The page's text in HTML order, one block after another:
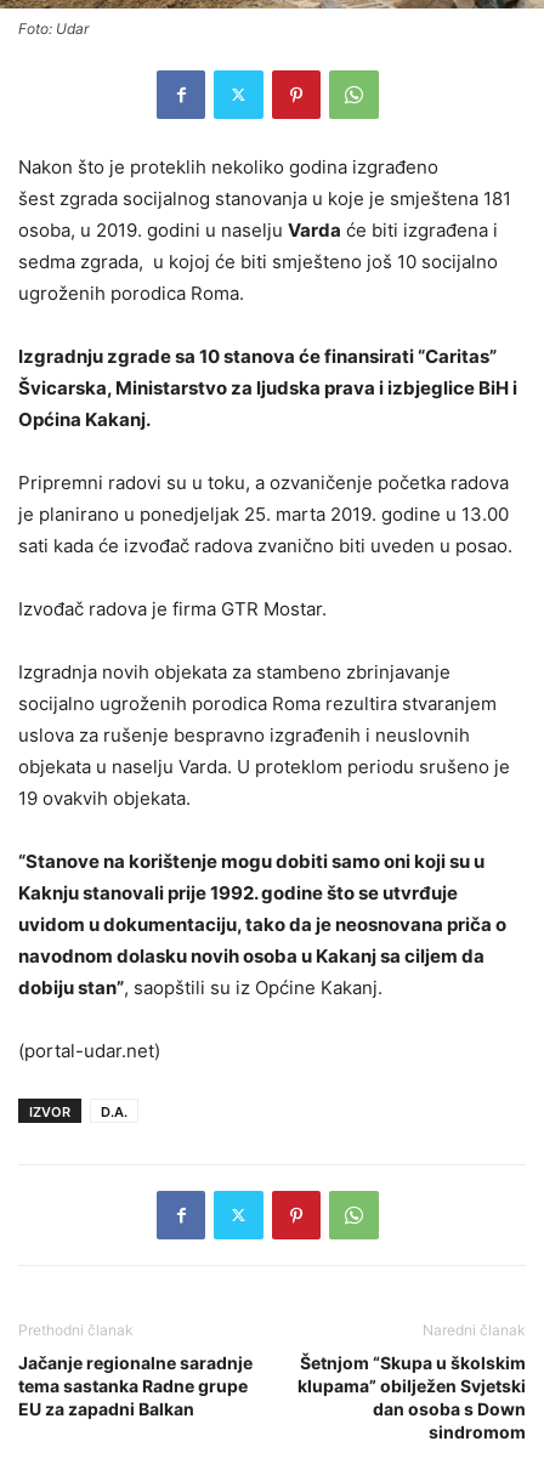
Foto: Udar
Nakon što je proteklih nekoliko godina izgrađeno
šest zgrada socijalnog stanovanja u koje je smještena 181
osoba, u 2019. godini u naselju Varda će biti izgrađena i
sedma zgrada, u kojoj će biti smješteno još 10 socijalno
ugroženih porodica Roma.
Izgradnju zgrade sa 10 stanova će finansirati “Caritas”
Švicarska, Ministarstvo za ljudska prava i izbjeglice BiH i
Općina Kakanj.
Pripremni radovi su u toku, a ozvaničenje početka radova
je planirano u ponedjeljak 25. marta 2019. godine u 13.00
sati kada će izvođač radova zvanično biti uveden u posao.
Izvođač radova je firma GTR Mostar.
Izgradnja novih objekata za stambeno zbrinjavanje
socijalno ugroženih porodica Roma rezultira stvaranjem
uslova za rušenje bespravno izgrađenih i neuslovnih
objekata u naselju Varda. U proteklom periodu srušeno je
19 ovakvih objekata.
“Stanove na korištenje mogu dobiti samo oni koji su u
Kaknju stanovali prije 1992. godine što se utvrđuje
uvidom u dokumentaciju, tako da je neosnovana priča o
navodnom dolasku novih osoba u Kakanj sa ciljem da
dobiju stan”, saopštili su iz Općine Kakanj.
(portal-udar.net)
IZVOR D.A.
Prethodni članak
Jačanje regionalne saradnje
tema sastanka Radne grupe
EU za zapadni Balkan
Naredni članak
Šetnjom “Skupa u školskim
klupama” obilježen Svjetski
dan osoba s Down
sindromom